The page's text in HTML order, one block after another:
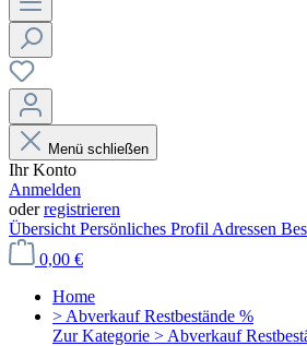
Menü schließen
Ihr Konto
Anmelden
oderregistrieren
Übersicht Persönliches Profil Adressen
0,00 €
Home
> Abverkauf Restbestände %
Zur Kategorie > Abverkauf